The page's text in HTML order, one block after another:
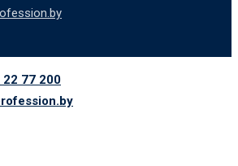
77 200